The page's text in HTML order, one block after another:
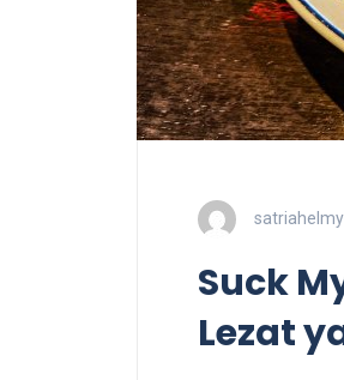
satriahelmy
Suck
Lezat